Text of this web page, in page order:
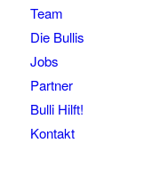
Team
Die Bullis
Jobs
Partner
Bulli Hilft!
Kontakt